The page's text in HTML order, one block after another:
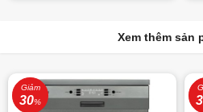
Xem thêm sản
Giảm
30%